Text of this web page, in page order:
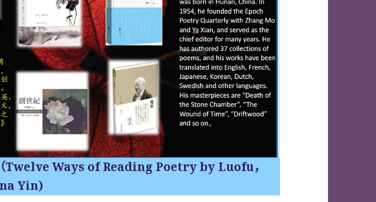
Twelve Ways of Reading Poetry by Luofu，
Yin)